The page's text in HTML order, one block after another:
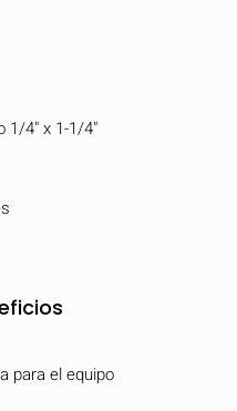
1/4" x 1-1/4"
para el equipo